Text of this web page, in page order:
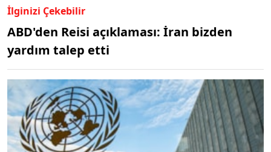
İlginizi Çekebilir
ABD'den Reisi açıklaması: İran bizden
yardım talep etti